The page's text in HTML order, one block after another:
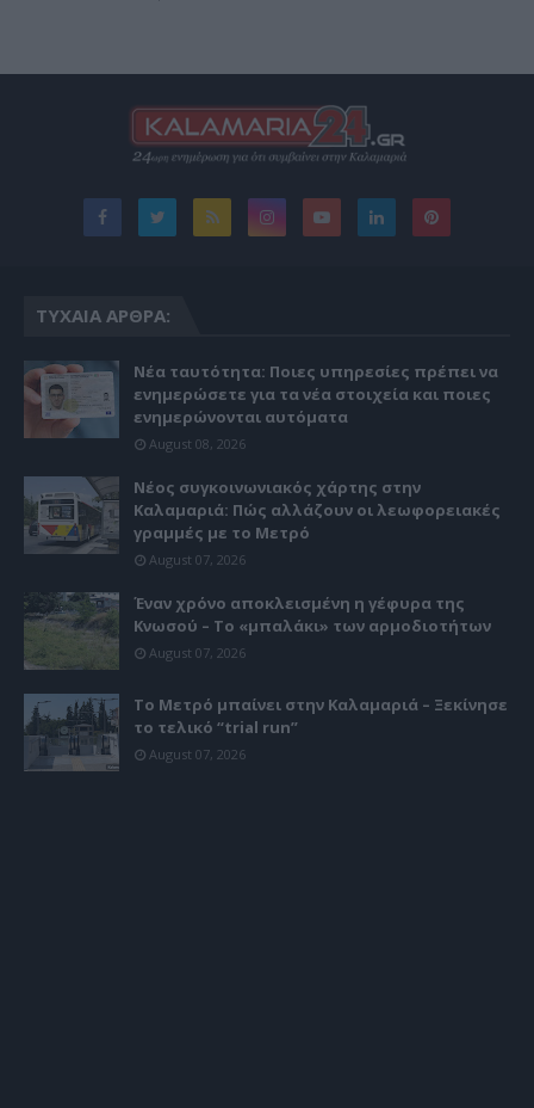
ΤΥΧΑΊΑ ΆΡΘΡΑ:
Νέα ταυτότητα: Ποιες υπηρεσίες πρέπει να
ενημερώσετε για τα νέα στοιχεία και ποιες
ενημερώνονται αυτόματα
August 08, 2026
Νέος συγκοινωνιακός χάρτης στην
Καλαμαριά: Πώς αλλάζουν οι λεωφορειακές
γραμμές με το Μετρό
August 07, 2026
Έναν χρόνο αποκλεισμένη η γέφυρα της
Κνωσού – Το «μπαλάκι» των αρμοδιοτήτων
August 07, 2026
Το Μετρό μπαίνει στην Καλαμαριά – Ξεκίνησε
το τελικό “trial run”
August 07, 2026